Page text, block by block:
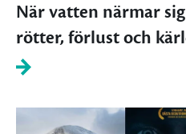
När vatten närmar
rötter, förlust och